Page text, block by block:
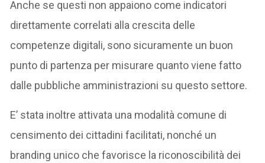
Anche se questi non appaiono come indicatori
direttamente correlati alla crescita delle
competenze digitali, sono sicuramente un buon
punto di partenza per misurare quanto viene fatto
dalle pubbliche amministrazioni su questo settore.
E’ stata inoltre attivata una modalità comune di
censimento dei cittadini facilitati, nonché un
branding unico che favorisce la riconoscibilità dei